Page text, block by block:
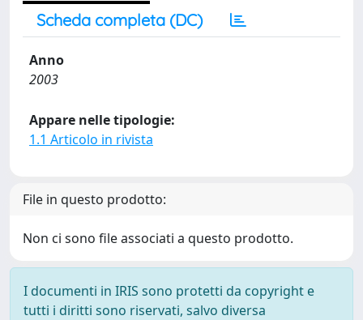
Scheda completa (DC)
Anno
2003
Appare nelle tipologie:
1.1 Articolo in rivista
File in questo prodotto:
Non ci sono file associati a questo prodotto.
I documenti in IRIS sono protetti da copyright e
tutti i diritti sono riservati, salvo diversa